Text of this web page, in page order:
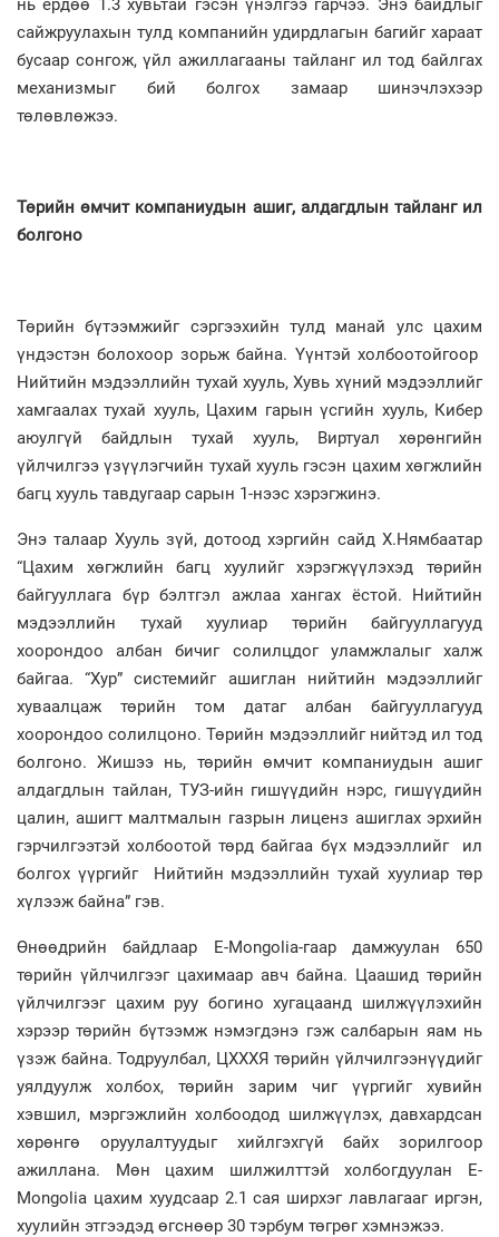
нь ердөө 1.3 хувьтай гэсэн үнэлгээ гарчээ. Энэ байдлыг
сайжруулахын тулд компанийн удирдлагын багийг хараат
бусаар сонгож, үйл ажиллагааны тайланг ил тод байлгах
механизмыг бий болгох замаар шинэчлэхээр
төлөвлөжээ.
Төрийн өмчит компаниудын ашиг, алдагдлын тайланг ил
болгоно
Төрийн бүтээмжийг сэргээхийн тулд манай улс цахим
үндэстэн болохоор зорьж байна. Үүнтэй холбоотойгоор
Нийтийн мэдээллийн тухай хууль, Хувь хүний мэдээллийг
хамгаалах тухай хууль, Цахим гарын үсгийн хууль, Кибер
аюулгүй байдлын тухай хууль, Виртуал хөрөнгийн
үйлчилгээ үзүүлэгчийн тухай хууль гэсэн цахим хөгжлийн
багц хууль тавдугаар сарын 1-нээс хэрэгжинэ.
Энэ талаар Хууль зүй, дотоод хэргийн сайд Х.Нямбаатар
“Цахим хөгжлийн багц хуулийг хэрэгжүүлэхэд төрийн
байгууллага бүр бэлтгэл ажлаа хангах ёстой. Нийтийн
мэдээллийн тухай хуулиар төрийн байгууллагууд
хоорондоо албан бичиг солилцдог уламжлалыг халж
байгаа. “Хур” системийг ашиглан нийтийн мэдээллийг
хуваалцаж төрийн том датаг албан байгууллагууд
хоорондоо солилцоно. Төрийн мэдээллийг нийтэд ил тод
болгоно. Жишээ нь, төрийн өмчит компаниудын ашиг
алдагдлын тайлан, ТУЗ-ийн гишүүдийн нэрс, гишүүдийн
цалин, ашигт малтмалын газрын лиценз ашиглах эрхийн
гэрчилгээтэй холбоотой төрд байгаа бүх мэдээллийг ил
болгох үүргийг Нийтийн мэдээллийн тухай хуулиар төр
хүлээж байна” гэв.
Өнөөдрийн байдлаар E-Mongolia-гаар дамжуулан 650
төрийн үйлчилгээг цахимаар авч байна. Цаашид төрийн
үйлчилгээг цахим руу богино хугацаанд шилжүүлэхийн
хэрээр төрийн бүтээмж нэмэгдэнэ гэж салбарын яам нь
үзэж байна. Тодруулбал, ЦХХХЯ төрийн үйлчилгээнүүдийг
уялдуулж холбох, төрийн зарим чиг үүргийг хувийн
хэвшил, мэргэжлийн холбоодод шилжүүлэх, давхардсан
хөрөнгө оруулалтуудыг хийлгэхгүй байх зорилгоор
ажиллана. Мөн цахим шилжилттэй холбогдуулан E-
Mongolia цахим хуудсаар 2.1 сая ширхэг лавлагааг иргэн,
хуулийн этгээдэд өгснөөр 30 тэрбум төгрөг хэмнэжээ.